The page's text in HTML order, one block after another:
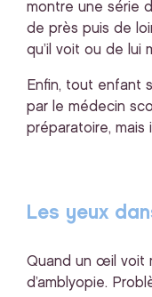
montre une série
de près puis de
qu’il voit ou de lui
Enfin, tout enfant
par le médecin
préparatoire,
Les yeux
Quand un œil voit
d’amblyopie.